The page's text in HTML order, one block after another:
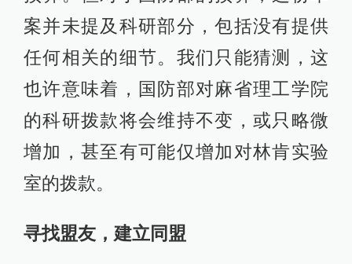
案并未提及科研部分，包括没有提供
任何相关的细节。我们只能猜测，这
也许意味着，国防部对麻省理工学院
的科研拨款将会维持不变，或只略微
增加，甚至有可能仅增加对林肯实验
室的拨款。
寻找盟友，建立同盟